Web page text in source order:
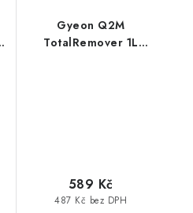
Gyeon Q2M
TotalRemover 1L
487 Kč bez DPH
589 Kč